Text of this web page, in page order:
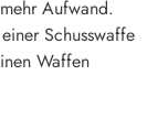
Aufwand.
Schusswaffe
Waffen